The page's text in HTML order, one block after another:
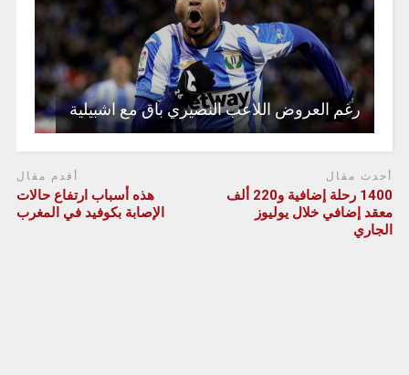
رغم العروض اللاعب النصيري باق مع اشبيلية
أحدث مقال
1400 رحلة إضافية و220 ألف
معقد إضافي خلال يوليوز
الجاري
أقدم مقال
هذه أسباب ارتفاع حالات
الإصابة بكوفيد في المغرب